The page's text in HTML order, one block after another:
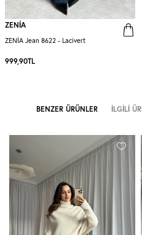
ZENİA
ZENİA Jean 8622 - Lacivert
999,90TL
BENZER ÜRÜNLER İLGILI